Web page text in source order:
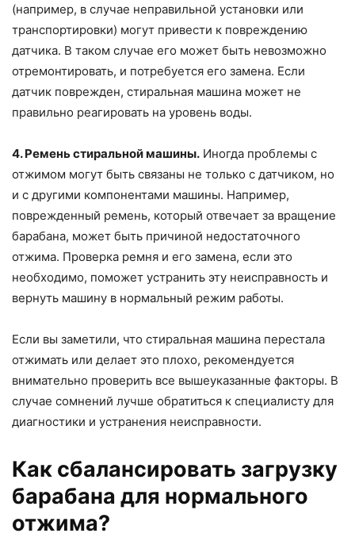
(например, в случае неправильной установки или
транспортировки) могут привести к повреждению
датчика. В таком случае его может быть невозможно
отремонтировать, и потребуется его замена. Если
датчик поврежден, стиральная машина может не
правильно реагировать на уровень воды.
4. Ремень стиральной машины. Иногда проблемы с
отжимом могут быть связаны не только с датчиком, но
и с другими компонентами машины. Например,
поврежденный ремень, который отвечает за вращение
барабана, может быть причиной недостаточного
отжима. Проверка ремня и его замена, если это
необходимо, поможет устранить эту неисправность и
вернуть машину в нормальный режим работы.
Если вы заметили, что стиральная машина перестала
отжимать или делает это плохо, рекомендуется
внимательно проверить все вышеуказанные факторы. В
случае сомнений лучше обратиться к специалисту для
диагностики и устранения неисправности.
Как сбалансировать загрузку
барабана для нормального
отжима?